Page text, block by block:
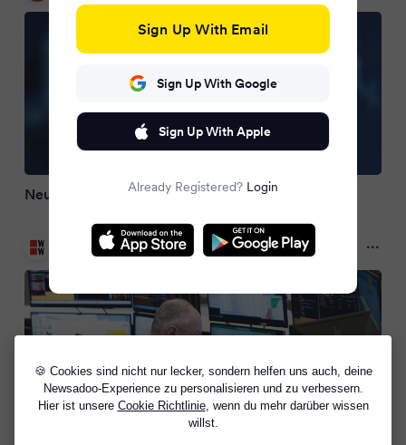
🍪 Cookies sind nicht nur lecker, sondern helfen uns auch, deine
Newsadoo-Experience zu personalisieren und zu verbessern.
Hier ist unsere Cookie Richtlinie, wenn du mehr darüber wissen
willst.
Neue Eskalation in Nahost zieht Dax nach unten
WirtschaftsWoche
2 months ago
Sign Up With Email
Sign Up With Google
Sign Up With Apple
Already Registered? Login